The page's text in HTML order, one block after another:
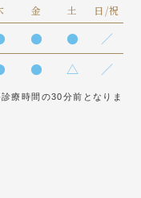
金 土 日/祝
● ● ／
● △ ／
療時間の30分前となりま